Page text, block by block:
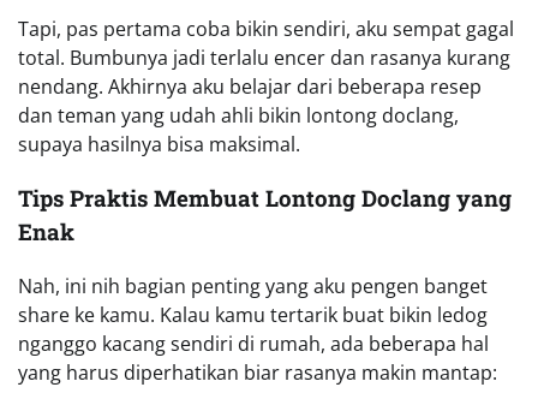
Tapi, pas pertama coba bikin sendiri, aku sempat gagal
total. Bumbunya jadi terlalu encer dan rasanya kurang
nendang. Akhirnya aku belajar dari beberapa resep
dan teman yang udah ahli bikin lontong doclang,
supaya hasilnya bisa maksimal.
Tips Praktis Membuat Lontong Doclang yang
Enak
Nah, ini nih bagian penting yang aku pengen banget
share ke kamu. Kalau kamu tertarik buat bikin ledog
nganggo kacang sendiri di rumah, ada beberapa hal
yang harus diperhatikan biar rasanya makin mantap: